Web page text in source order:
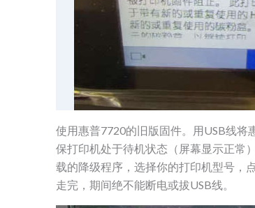
使用惠普7720的旧版固件。用USB线将
保打印机处于待机状态（屏幕显示正常
载的降级程序，选择你的打印机型号，
走完，期间绝不能断电或拔USB线。